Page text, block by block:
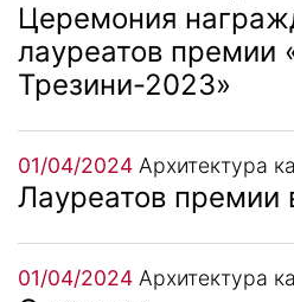
Церемония
лауреатов премии
Трезини-2023»
01/04/2024 Архитектура
Лауреатов премии
01/04/2024 Архитектура